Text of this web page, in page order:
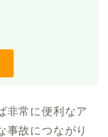
非常に便利なア
事故につながり